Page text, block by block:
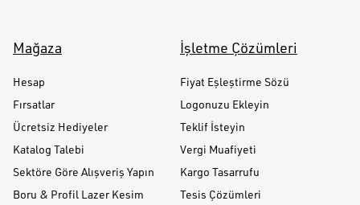
Mağaza
Hesap
Fırsatlar
Ücretsiz Hediyeler
Katalog Talebi
Sektöre Göre Alışveriş Yapın
Boru & Profil Lazer Kesim
İşletme Çözümleri
Fiyat Eşleştirme Sözü
Logonuzu Ekleyin
Teklif İsteyin
Vergi Muafiyeti
Kargo Tasarrufu
Tesis Çözümleri